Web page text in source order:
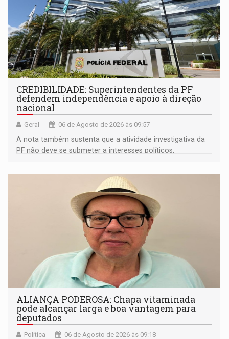
CREDIBILIDADE: Superintendentes da PF
defendem independência e apoio à direção
nacional
Geral 06 de Agosto de 2026 às 09:57
A nota também sustenta que a atividade investigativa da
PF não deve se submeter a interesses políticos,
ALIANÇA PODEROSA: Chapa vitaminada
pode alcançar larga e boa vantagem para
deputados
Política 06 de Agosto de 2026 às 09:18